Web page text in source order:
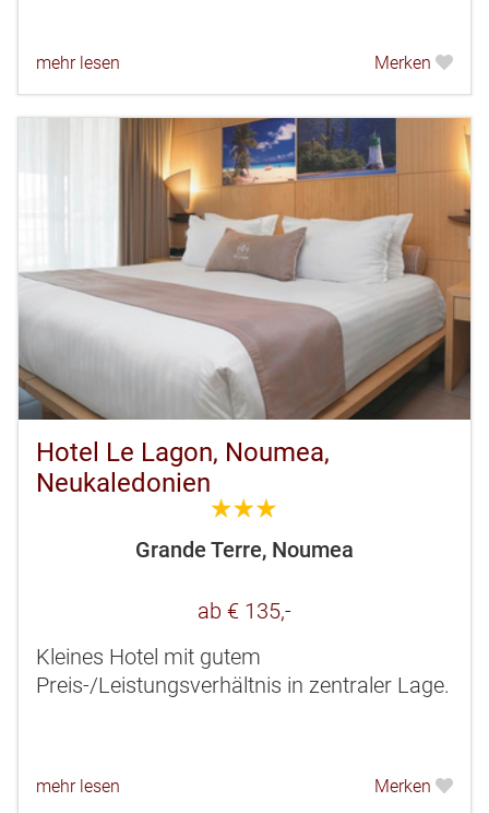
mehr lesen Merken
Hotel Le Lagon, Noumea,
Neukaledonien
3.0
Grande Terre, Noumea
ab € 135,-
Kleines Hotel mit gutem
Preis-/Leistungsverhältnis in zentraler Lage.
mehr lesen Merken